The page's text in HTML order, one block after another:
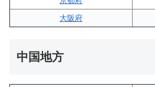
大阪府
中国地方